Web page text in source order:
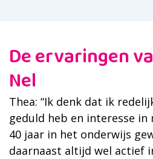
De ervaringen
Nel
Thea: “Ik denk dat ik
geduld heb en interesse in
40 jaar in het onderwijs
daarnaast altijd wel actief